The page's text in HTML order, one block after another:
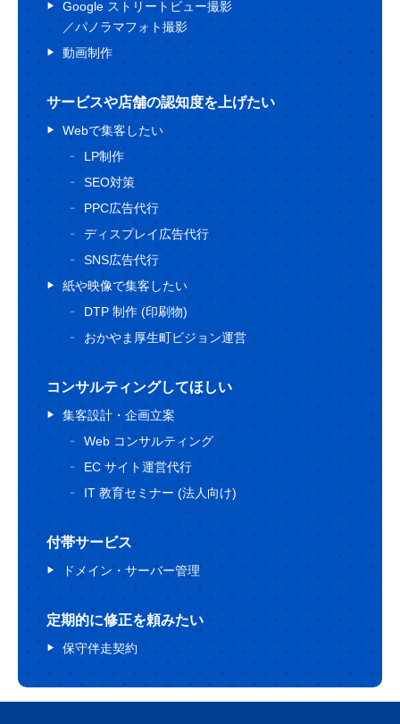
Google ストリートビュー撮影
／パノラマフォト撮影
動画制作
サービスや店舗の認知度を上げたい
Webで集客したい
LP制作
SEO対策
PPC広告代行
ディスプレイ広告代行
SNS広告代行
紙や映像で集客したい
DTP 制作 (印刷物)
おかやま厚生町ビジョン運営
コンサルティングしてほしい
集客設計・企画立案
Web コンサルティング
EC サイト運営代行
IT 教育セミナー (法人向け)
付帯サービス
ドメイン・サーバー管理
定期的に修正を頼みたい
保守伴走契約